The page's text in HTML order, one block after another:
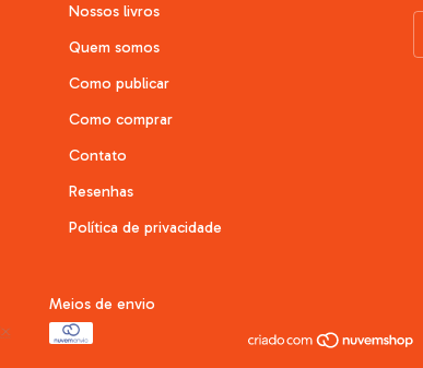
Nossos livros
Quem somos
Como publicar
Como comprar
Contato
Resenhas
Política de privacidade
Meios de envio